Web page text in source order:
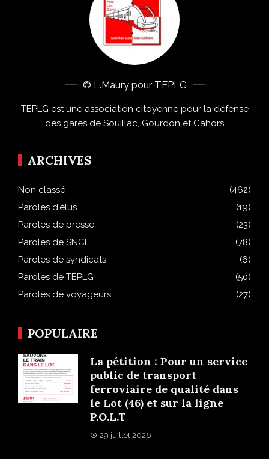
© L.Maury pour TEPLG
TEPLG est une association citoyenne pour la défense
des gares de Souillac, Gourdon et Cahors
ARCHIVES
Non classé
(462)
Paroles d'élus
(19)
Paroles de presse
(23)
Paroles de SNCF
(78)
Paroles de syndicats
(6)
Paroles de TEPLG
(50)
Paroles de voyageurs
(27)
POPULAIRE
La pétition : Pour un service
public de transport
ferroviaire de qualité dans
le Lot (46) et sur la ligne
P.O.L.T
29 juillet 2026